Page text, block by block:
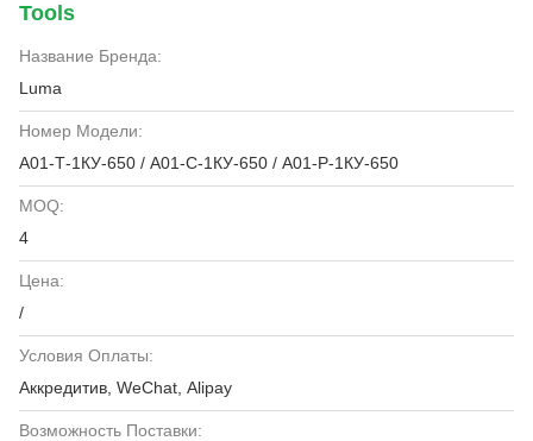
Tools
Название Бренда:
Luma
Номер Модели:
А01-Т-1КУ-650 / А01-С-1КУ-650 / А01-Р-1КУ-650
MOQ:
4
Цена:
/
Условия Оплаты:
Аккредитив, WeChat, Alipay
Возможность Поставки: